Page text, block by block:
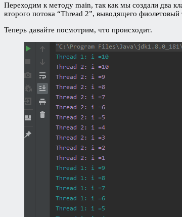
Переходим к методу main, так как мы создали два
второго потока “Thread 2”, выводящего фиолетовый
Теперь давайте посмотрим, что происходит.